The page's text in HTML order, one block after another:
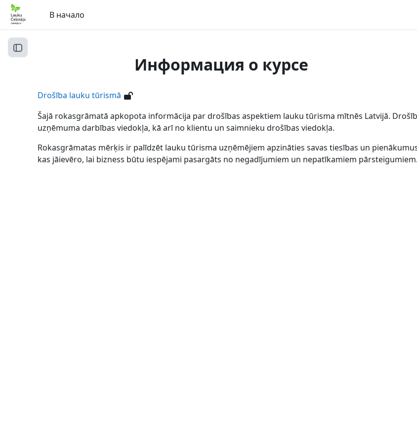
Перейти к основному содержанию
В начало
Открыть оглавление курса
Информация о курсе
Drošība lauku tūrismā
Šajā rokasgrāmatā apkopota informācija par drošības aspektiem lauku tūrisma mītnēs Latvijā.
uzņēmuma darbības viedokļa, kā arī no klientu un saimnieku drošības viedokļa.
Rokasgrāmatas mērķis ir palīdzēt lauku tūrisma uzņēmējiem apzināties savas tiesības un
kas jāievēro, lai bizness būtu iespējami pasargāts no negadījumiem un nepatīkamiem pārsteigumiem.